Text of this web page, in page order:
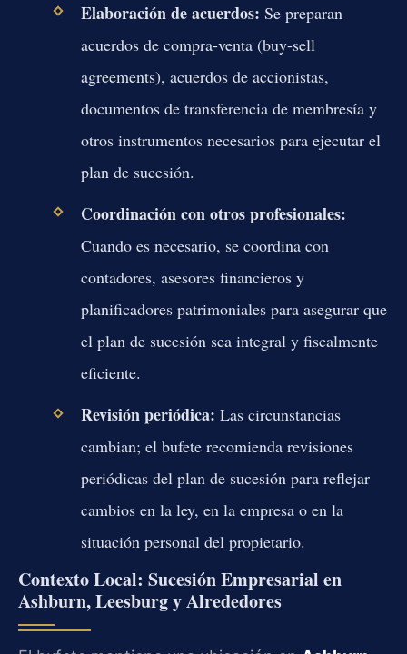
Elaboración de acuerdos: Se preparan
acuerdos de compra-venta (buy-sell
agreements), acuerdos de accionistas,
documentos de transferencia de membresía y
otros instrumentos necesarios para ejecutar el
plan de sucesión.
Coordinación con otros profesionales:
Cuando es necesario, se coordina con
contadores, asesores financieros y
planificadores patrimoniales para asegurar que
el plan de sucesión sea integral y fiscalmente
eficiente.
Revisión periódica: Las circunstancias
cambian; el bufete recomienda revisiones
periódicas del plan de sucesión para reflejar
cambios en la ley, en la empresa o en la
situación personal del propietario.
Contexto Local: Sucesión Empresarial en
Ashburn, Leesburg y Alrededores